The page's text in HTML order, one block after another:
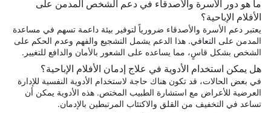
ما هو دور الأسرة والأصدقاء في دعم الشخص المدمن على
الأفلام الإباحية؟
يعتبر دعم الأسرة والأصدقاء ضرورياً لتوفير بيئة داعمة تسهم في مساعدة
المدمن على التعافي. هذا الدعم يشمل التشجيع والفهم وعدم الحكم على
الشخص بشكل قاسٍ، مما يساعده على الشعور بالأمان والدافع للتغيير.
هل يمكن استخدام الأدوية في علاج إدمان الأفلام الإباحية؟
في بعض الحالات، قد تكون هناك حاجة لاستخدام الأدوية النفسية للإدارة
العرضية للأعراض مع استشارة الطبيب المختص. هذه الأدوية يمكن أن
تساعد في التخفيف من القلق والاكتئاب المرتبطين بالإدمان.